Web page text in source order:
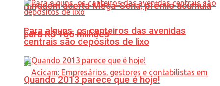
Ninguém acerta Mega-Sena; prêmio acumula
para R$ 165 milhões
Para alguns, os canteiros das avenidas
centrais são depósitos de lixo
Quando 2013 parece que é hoje!